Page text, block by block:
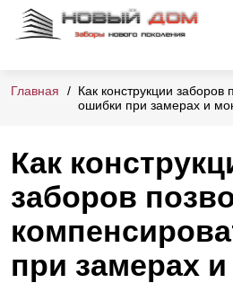
Главная
Как конструкции
ошибки при замерах и
Как
заборов
при замерах